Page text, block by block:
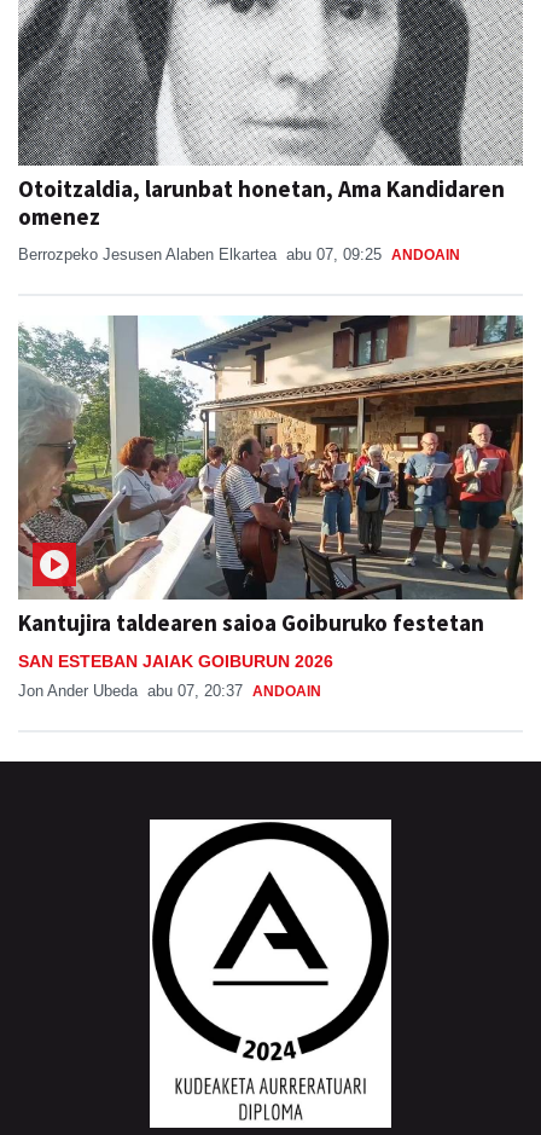
Otoitzaldia, larunbat honetan, Ama Kandidaren
omenez
Berrozpeko Jesusen Alaben Elkartea abu 07, 09:25 ANDOAIN
Kantujira taldearen saioa Goiburuko festetan
SAN ESTEBAN JAIAK GOIBURUN 2026
Jon Ander Ubeda abu 07, 20:37 ANDOAIN